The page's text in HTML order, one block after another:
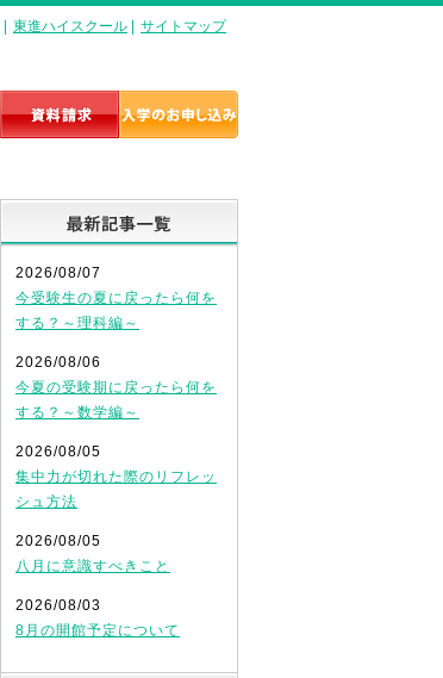
東進ハイスクール サイトマップ
2026/08/07
今受験生の夏に戻ったら何を
する？～理科編～
2026/08/06
今夏の受験期に戻ったら何を
する？～数学編～
2026/08/05
集中力が切れた際のリフレッ
シュ方法
2026/08/05
八月に意識すべきこと
2026/08/03
8月の開館予定について